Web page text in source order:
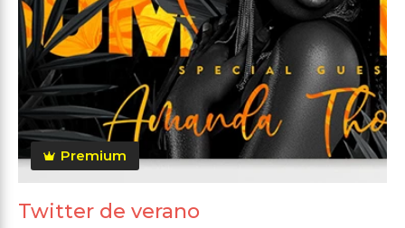
Premium
Twitter de verano